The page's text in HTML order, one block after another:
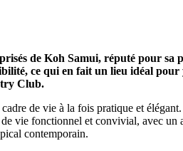
de Koh Samui, réputé pour
ce qui en fait un lieu idéal pour
Club.
de vie à la fois pratique et
vie fonctionnel et convivial, avec
contemporain.